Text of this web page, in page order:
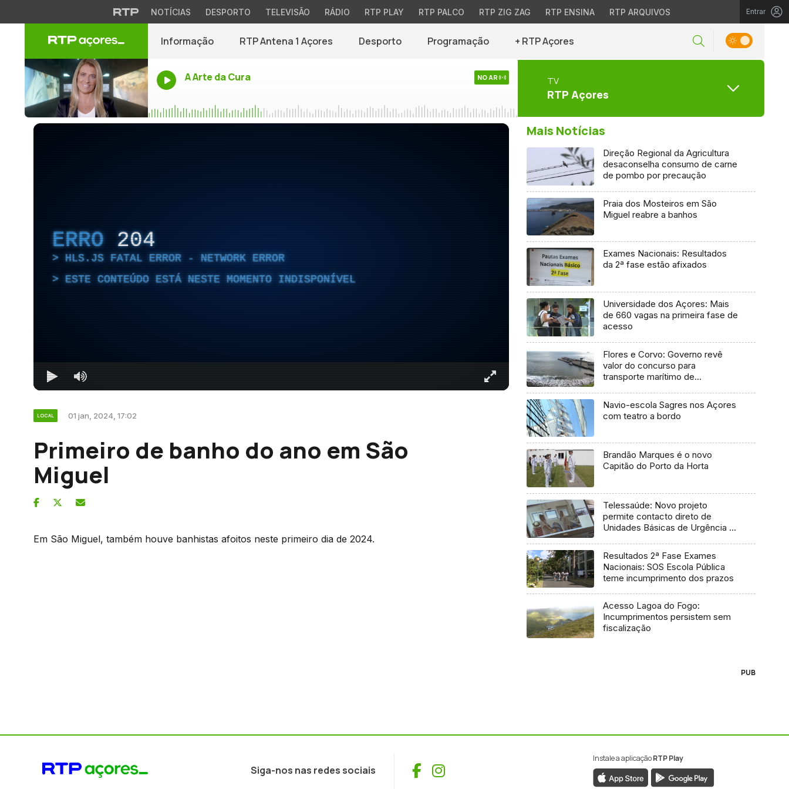
NOTÍCIAS DESPORTO TELEVISÃO RÁDIO RTP PLAY RTP PALCO RTP ZIG ZAG RTP ENSINA RTP ARQUIVOS Entrar
Informação RTP Antena 1 Açores Desporto Programação + RTP Açores
A Arte da Cura NO AR TV
RTP Açores
ERRO 204
HLS.JS FATAL ERROR - NETWORK ERROR
ESTE CONTEÚDO ESTÁ NESTE MOMENTO INDISPONÍVEL
LOCAL 01 jan, 2024, 17:02
Primeiro de banho do ano em São
Miguel
Em São Miguel, também houve banhistas afoitos neste primeiro dia de 2024.
Mais Notícias
Direção Regional da Agricultura
desaconselha consumo de carne
de pombo por precaução
Praia dos Mosteiros em São
Miguel reabre a banhos
Exames Nacionais: Resultados
da 2ª fase estão afixados
Universidade dos Açores: Mais
de 660 vagas na primeira fase de
acesso
Flores e Corvo: Governo revê
valor do concurso para
transporte marítimo de
Navio-escola Sagres nos Açores
com teatro a bordo
Brandão Marques é o novo
Capitão do Porto da Horta
Telessaúde: Novo projeto
permite contacto direto de
Unidades Básicas de Urgência e
Resultados 2ª Fase Exames
Nacionais: SOS Escola Pública
teme incumprimento dos prazos
Acesso Lagoa do Fogo:
Incumprimentos persistem sem
fiscalização
PUB
Siga-nos nas redes sociais Facebook
Instagram
Instale a aplicaçãoRTP Play